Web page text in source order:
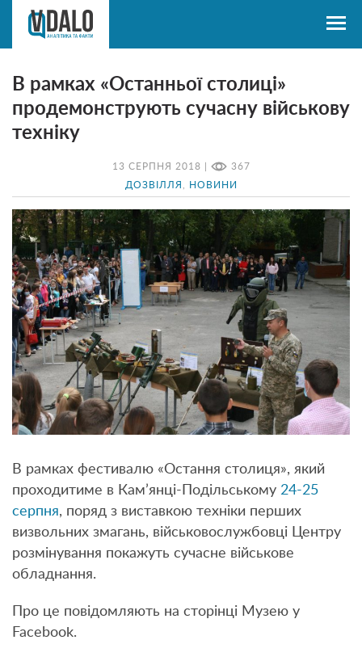
13 СЕРПНЯ 2018 | 367
ДОЗВІЛЛЯ НОВИНИ
В рамках «Останньої столиці»
продемонструють сучасну військову
техніку
В рамках фестивалю «Остання столиця», який
проходитиме в Кам’янці-Подільському 24-25
серпня, поряд з виставкою техніки перших
визвольних змагань, військовослужбовці Центру
розмінування покажуть сучасне військове
обладнання.
Про це повідомляють на сторінці Музею у
Facebook.